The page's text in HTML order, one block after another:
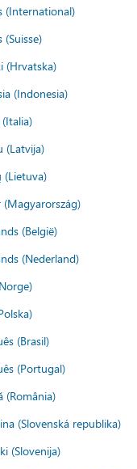
(International)
(Suisse)
(Hrvatska)
(Indonesia)
(Latvija)
(Lietuva)
(Magyarország)
(België)
(Nederland)
(Brasil)
(Portugal)
(România)
(Slovenská republika)
(Slovenija)